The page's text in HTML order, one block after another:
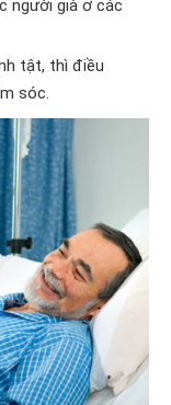
người già ở các
tật, thì điều
sóc.